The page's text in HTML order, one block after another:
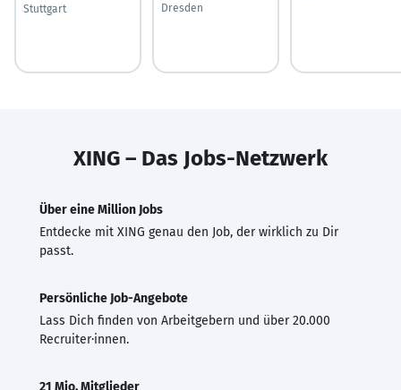
Stuttgart
Dresden
XING – Das Jobs-Netzwerk
Über eine Million Jobs
Entdecke mit XING genau den Job, der wirklich zu Dir
passt.
Persönliche Job-Angebote
Lass Dich finden von Arbeitgebern und über 20.000
Recruiter·innen.
21 Mio. Mitglieder